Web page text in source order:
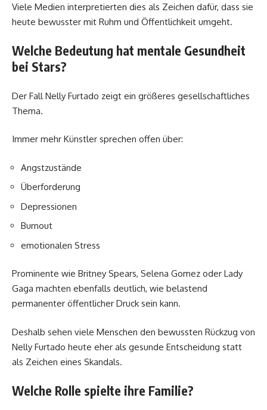
Viele Medien interpretierten dies als Zeichen dafür, dass sie
heute bewusster mit Ruhm und Öffentlichkeit umgeht.
Welche Bedeutung hat mentale Gesundheit
bei Stars?
Der Fall Nelly Furtado zeigt ein größeres gesellschaftliches
Thema.
Immer mehr Künstler sprechen offen über:
Angstzustände
Überforderung
Depressionen
Burnout
emotionalen Stress
Prominente wie Britney Spears, Selena Gomez oder Lady
Gaga machten ebenfalls deutlich, wie belastend
permanenter öffentlicher Druck sein kann.
Deshalb sehen viele Menschen den bewussten Rückzug von
Nelly Furtado heute eher als gesunde Entscheidung statt
als Zeichen eines Skandals.
Welche Rolle spielte ihre Familie?